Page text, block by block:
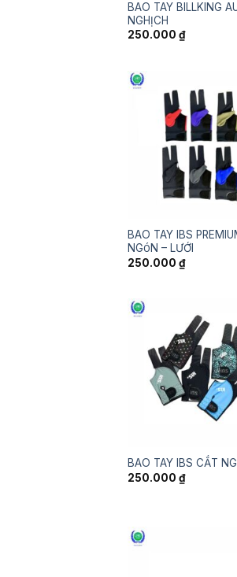
BAO TAY BILLKING
NGHỊCH
250.000 ₫
BAO TAY IBS
NGÓN – LƯỚI
250.000 ₫
BAO TAY IBS CẮT
250.000 ₫